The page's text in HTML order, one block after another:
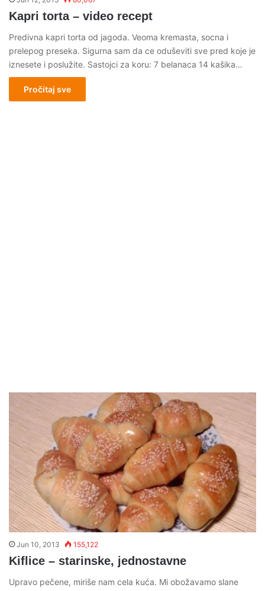
Kapri torta – video recept
Predivna kapri torta od jagoda. Veoma kremasta, socna i
prelepog preseka. Sigurna sam da ce oduševiti sve pred koje je
iznesete i poslužite. Sastojci za koru: 7 belanaca 14 kašika…
Pročitaj sve
Jun 10, 2013 155,122
Kiflice – starinske, jednostavne
Upravo pečene, miriše nam cela kuća. Mi obožavamo slane